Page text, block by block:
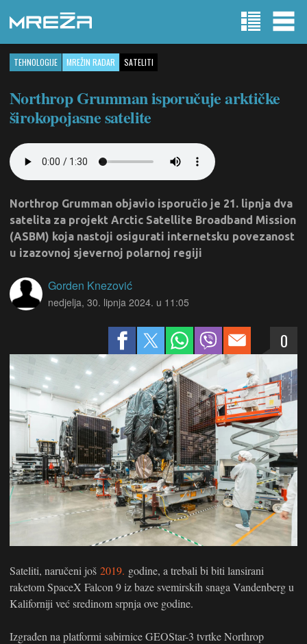
TEHNOLOGIJE MREŽIN RADAR SATELITI
Northrop Grumman isporučuje arktičke
širokopojasne satelite
Northrop Grumman objavio isporučio je 21. lipnja dva
satelita za projekt Arctic Satellite Broadband Mission
(ASBM) koja nastoji osigurati internetsku povezanost
u izazovnoj sjevernoj polarnoj regiji
Gorden Knezović
nedjelja, 30. lipnja 2024. u 11:05
0
Sateliti, naručeni još 2019. godine, a trebali bi biti lansirani
raketom SpaceX Falcon 9 iz baze svemirskih snaga Vandenberg u
Kaliforniji već sredinom srpnja ove godine.
Izgrađen na platformi sabirnice GEOStar-3 tvrtke Northrop